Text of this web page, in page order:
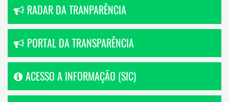
RADAR DA TRANPARÊNCIA
PORTAL DA TRANSPARÊNCIA
ACESSO A INFORMAÇÃO (SIC)